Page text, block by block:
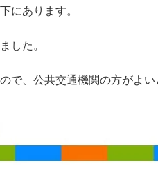
にあります。
した。
で、公共交通機関の方がよ